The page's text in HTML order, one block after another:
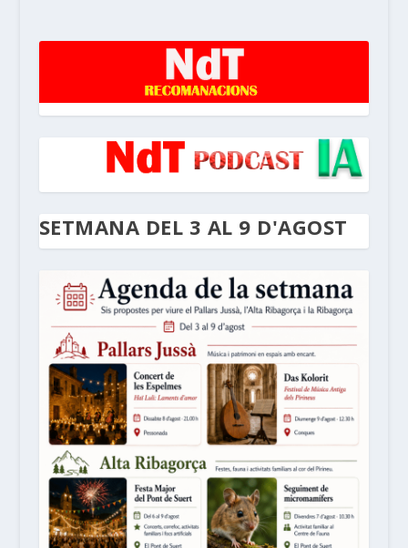
SETMANA DEL 3 AL 9 D'AGOST